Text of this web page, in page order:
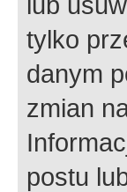
tylko
danym
zmian
postu